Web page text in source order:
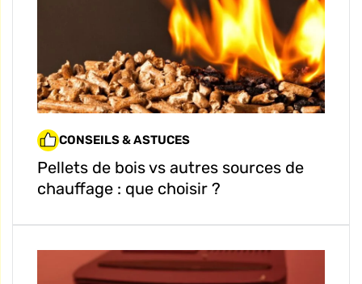
CONSEILS & ASTUCES
Pellets de bois vs autres sources de
chauffage : que choisir ?